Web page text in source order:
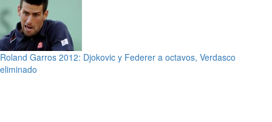
Roland Garros 2012: Djokovic y Federer a octavos, Verdasco
eliminado